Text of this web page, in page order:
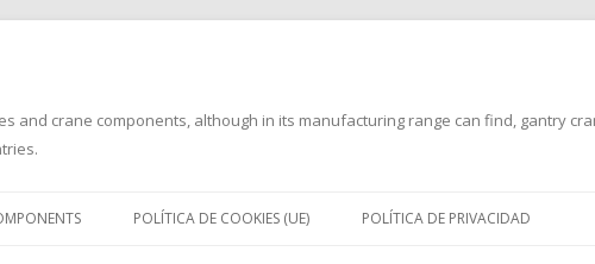
and crane components, although in its manufacturing range can find, gantry
al
POLÍTICA DE COOKIES (UE) POLÍTICA DE PRIVACIDAD